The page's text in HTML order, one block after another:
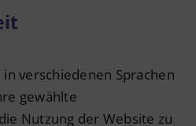
verschiedenen Sprachen
gewählte
Nutzung der Website zu